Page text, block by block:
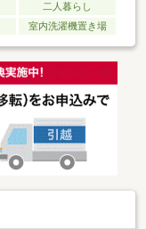
二人暮らし
室内洗濯機置き場